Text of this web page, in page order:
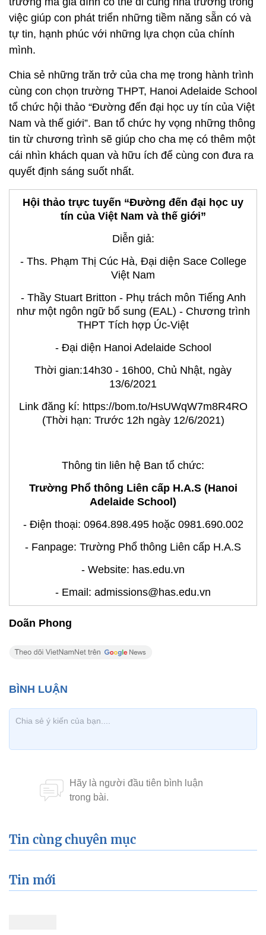
việc giúp con phát triển những tiềm năng sẵn có và
tự tin, hạnh phúc với những lựa chọn của chính
mình.
Chia sẻ những trăn trở của cha mẹ trong hành trình
cùng con chọn trường THPT, Hanoi Adelaide School
tổ chức hội thảo “Đường đến đại học uy tín của Việt
Nam và thế giới”. Ban tổ chức hy vọng những thông
tin từ chương trình sẽ giúp cho cha mẹ có thêm một
cái nhìn khách quan và hữu ích để cùng con đưa ra
quyết định sáng suốt nhất.
Hội thảo trực tuyến “Đường đến đại học uy
tín của Việt Nam và thế giới”
Diễn giả:
- Ths. Phạm Thị Cúc Hà, Đại diện Sace College
Việt Nam
- Thầy Stuart Britton - Phụ trách môn Tiếng Anh
như một ngôn ngữ bổ sung (EAL) - Chương trình
THPT Tích hợp Úc-Việt
- Đại diện Hanoi Adelaide School
Thời gian:14h30 - 16h00, Chủ Nhật, ngày
13/6/2021
Link đăng kí: https://bom.to/HsUWqW7m8R4RO
(Thời hạn: Trước 12h ngày 12/6/2021)
Thông tin liên hệ Ban tổ chức:
Trường Phổ thông Liên cấp H.A.S (Hanoi
Adelaide School)
- Điện thoại: 0964.898.495 hoặc 0981.690.002
- Fanpage: Trường Phổ thông Liên cấp H.A.S
- Website: has.edu.vn
- Email: admissions@has.edu.vn
Doãn Phong
Tin cùng chuyên mục
Tin mới